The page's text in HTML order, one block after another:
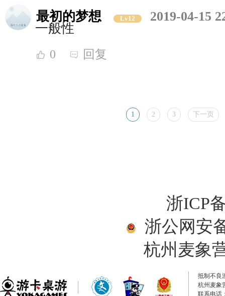
最初的梦想 Lv12
2019-04-15
一般性
0 回复
1 2 3 下一页
浙ICP
浙公网安
杭州麦象
抵制不良
杭州麦象
联系电话